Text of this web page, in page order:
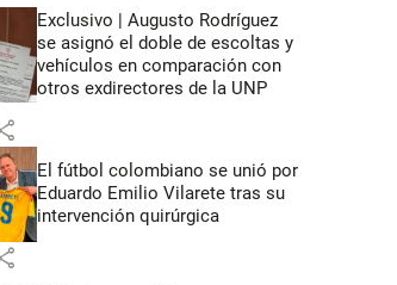
Exclusivo | Augusto Rodríguez
se asignó el doble de escoltas y
vehículos en comparación con
otros exdirectores de la UNP
El fútbol colombiano se unió por
Eduardo Emilio Vilarete tras su
intervención quirúrgica